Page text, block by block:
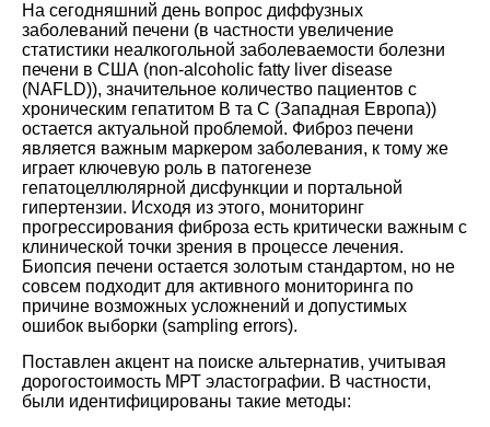
На сегодняшний день вопрос диффузных
заболеваний печени (в частности увеличение
статистики неалкогольной заболеваемости болезни
печени в США (non-alcoholic fatty liver disease
(NAFLD)), значительное количество пациентов с
хроническим гепатитом B та C (Западная Европа))
остается актуальной проблемой. Фиброз печени
является важным маркером заболевания, к тому же
играет ключевую роль в патогенезе
гепатоцеллюлярной дисфункции и портальной
гипертензии. Исходя из этого, мониторинг
прогрессирования фиброза есть критически важным с
клинической точки зрения в процессе лечения.
Биопсия печени остается золотым стандартом, но не
совсем подходит для активного мониторинга по
причине возможных усложнений и допустимых
ошибок выборки (sampling errors).
Поставлен акцент на поиске альтернатив, учитывая
дорогостоимость МРТ эластографии. В частности,
были идентифицированы такие методы: